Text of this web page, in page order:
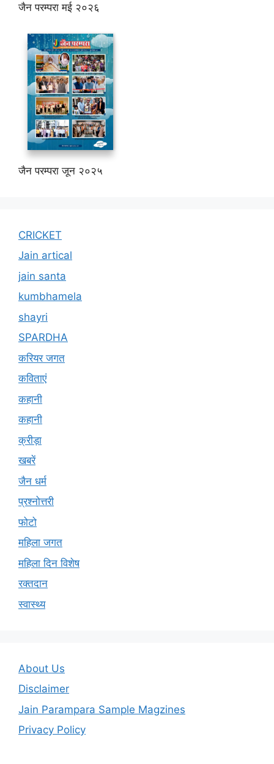
जैन परम्परा मई २०२६
जैन परम्परा जून २०२५
CRICKET
Jain artical
jain santa
kumbhamela
shayri
SPARDHA
करियर जगत
कविताएं
कहानी
कहानी
क्रीड़ा
खबरें
जैन धर्म
प्रश्नोत्तरी
फोटो
महिला जगत
महिला दिन विशेष
रक्तदान
स्वास्थ्य
About Us
Disclaimer
Jain Parampara Sample Magzines
Privacy Policy